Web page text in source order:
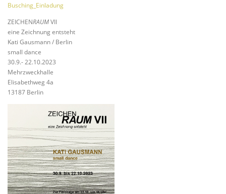
Busching_Einladung
ZEICHENRAUMVII
eine Zeichnung entsteht
Kati Gausmann / Berlin
small dance
30.9.- 22.10.2023
Mehrzweckhalle
Elisabethweg 4a
13187 Berlin